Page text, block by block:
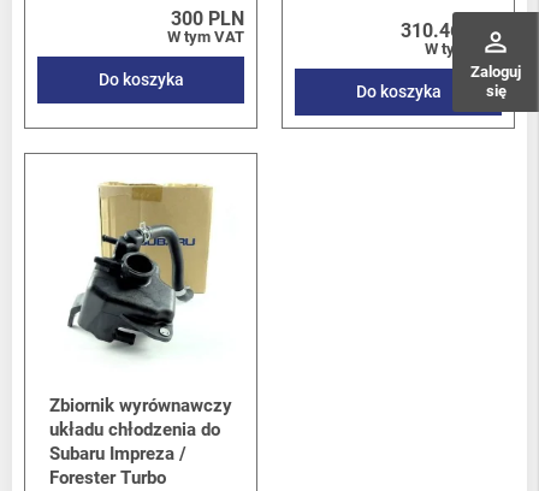
perm_identity
Zaloguj
się
300 PLN
W tym VAT
Do koszyka
310.46 PLN
W tym VAT
Do koszyka
Zbiornik wyrównawczy
układu chłodzenia do
Subaru Impreza /
Forester Turbo